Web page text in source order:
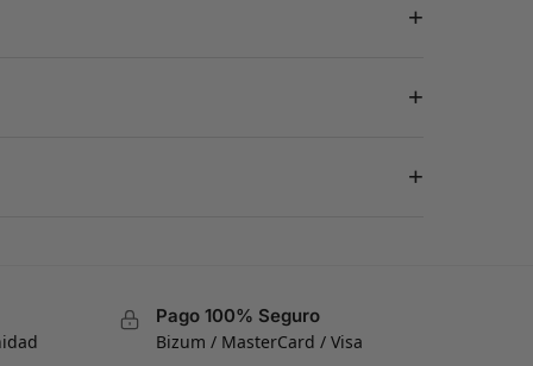
+
+
+
Pago 100% Seguro
Bizum / MasterCard / Visa